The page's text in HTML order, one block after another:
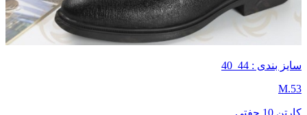
سایز بندی : 44_40
M.53
کارتن 10 جفتی